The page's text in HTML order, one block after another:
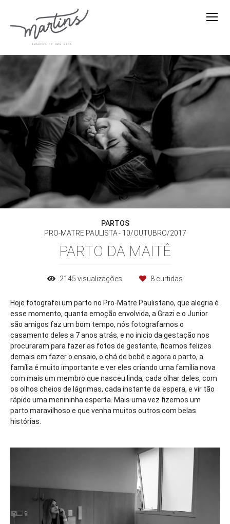
PARTOS
PRO-MATRE PAULISTA
10/OUTUBRO/2017
PARTO DA MAITÊ
2145 visualizações 8 curtidas
Hoje fotografei um parto no Pro-Matre Paulistano, que alegria é
esse momento, quanta emoção envolvida, a Grazi e o Junior
são amigos faz um bom tempo, nós fotografamos o
casamento deles a 7 anos atrás, e no inicio da gestação nos
procuraram para fazer as fotos de gestante, ficamos felizes
demais em fazer o ensaio, o chá de bebê e agora o parto, a
família é muito importante e ver eles criando uma família nova
com mais um membro que nasceu linda, cada olhar deles, com
os olhos cheios de lágrimas, cada instante da espera, e vir tão
rápido uma menininha esperta. Mais uma vez fizemos um
parto maravilhoso e que venha muitos outros com belas
histórias.